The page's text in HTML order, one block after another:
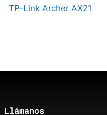
TP-Link Archer AX21
Llámanos